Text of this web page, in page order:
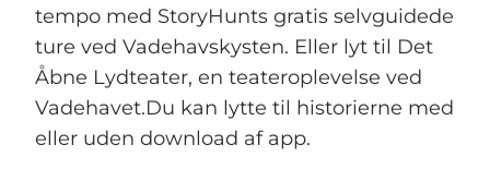
tempo med StoryHunts gratis selvguidede
ture ved Vadehavskysten. Eller lyt til Det
Åbne Lydteater, en teateroplevelse ved
Vadehavet.Du kan lytte til historierne med
eller uden download af app.